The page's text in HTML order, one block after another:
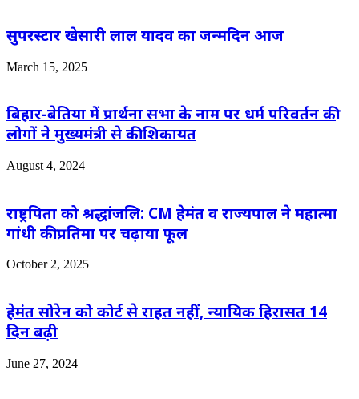
सुपरस्टार खेसारी लाल यादव का जन्मदिन आज
March 15, 2025
बिहार-बेतिया में प्रार्थना सभा के नाम पर धर्म परिवर्तन की
लोगों ने मुख्यमंत्री से की शिकायत
August 4, 2024
राष्ट्रपिता को श्रद्धांजलि: CM हेमंत व राज्यपाल ने महात्मा
गांधी की प्रतिमा पर चढ़ाया फूल
October 2, 2025
हेमंत सोरेन को कोर्ट से राहत नहीं, न्यायिक हिरासत 14
दिन बढ़ी
June 27, 2024